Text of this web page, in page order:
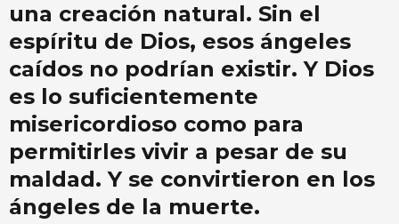
una creación natural. Sin el
espíritu de Dios, esos ángeles
caídos no podrían existir. Y Dios
es lo suficientemente
misericordioso como para
permitirles vivir a pesar de su
maldad. Y se convirtieron en los
ángeles de la muerte.